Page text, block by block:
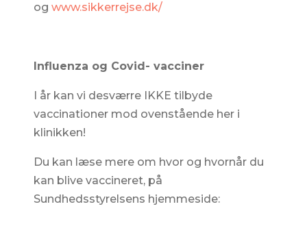
og www.sikkerrejse.dk/
Influenza og Covid- vacciner
I år kan vi desværre IKKE tilbyde
vaccinationer mod ovenstående her i
klinikken!
Du kan læse mere om hvor og hvornår du
kan blive vaccineret, på
Sundhedsstyrelsens hjemmeside: